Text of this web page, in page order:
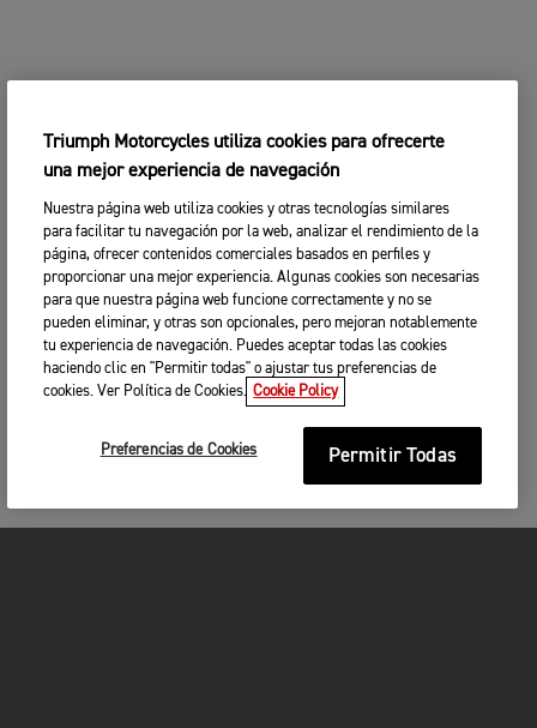
Triumph Motorcycles utiliza cookies para ofrecerte
una mejor experiencia de navegación
Nuestra página web utiliza cookies y otras tecnologías similares
para facilitar tu navegación por la web, analizar el rendimiento de la
página, ofrecer contenidos comerciales basados en perfiles y
proporcionar una mejor experiencia. Algunas cookies son necesarias
para que nuestra página web funcione correctamente y no se
pueden eliminar, y otras son opcionales, pero mejoran notablemente
tu experiencia de navegación. Puedes aceptar todas las cookies
haciendo clic en "Permitir todas" o ajustar tus preferencias de
cookies. Ver Política de Cookies. Cookie Policy
Preferencias de Cookies Permitir Todas